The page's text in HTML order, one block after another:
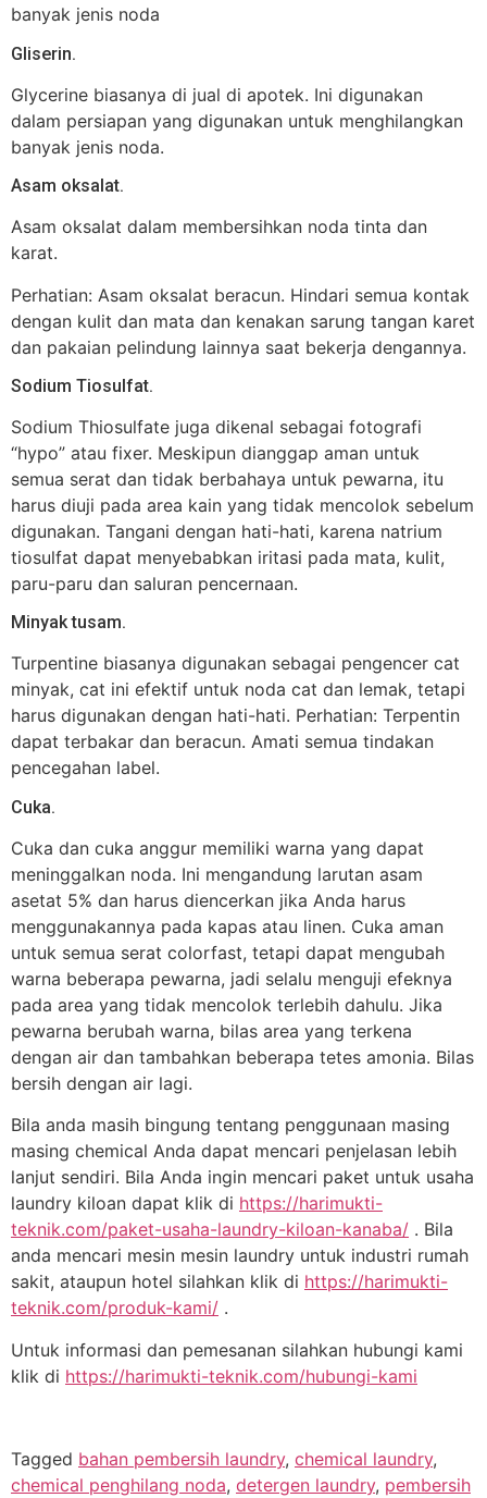
banyak jenis noda
Gliserin.
Glycerine biasanya di jual di apotek. Ini digunakan
dalam persiapan yang digunakan untuk menghilangkan
banyak jenis noda.
Asam oksalat.
Asam oksalat dalam membersihkan noda tinta dan
karat.
Perhatian: Asam oksalat beracun. Hindari semua kontak
dengan kulit dan mata dan kenakan sarung tangan karet
dan pakaian pelindung lainnya saat bekerja dengannya.
Sodium Tiosulfat.
Sodium Thiosulfate juga dikenal sebagai fotografi
“hypo” atau fixer. Meskipun dianggap aman untuk
semua serat dan tidak berbahaya untuk pewarna, itu
harus diuji pada area kain yang tidak mencolok sebelum
digunakan. Tangani dengan hati-hati, karena natrium
tiosulfat dapat menyebabkan iritasi pada mata, kulit,
paru-paru dan saluran pencernaan.
Minyak tusam.
Turpentine biasanya digunakan sebagai pengencer cat
minyak, cat ini efektif untuk noda cat dan lemak, tetapi
harus digunakan dengan hati-hati. Perhatian: Terpentin
dapat terbakar dan beracun. Amati semua tindakan
pencegahan label.
Cuka.
Cuka dan cuka anggur memiliki warna yang dapat
meninggalkan noda. Ini mengandung larutan asam
asetat 5% dan harus diencerkan jika Anda harus
menggunakannya pada kapas atau linen. Cuka aman
untuk semua serat colorfast, tetapi dapat mengubah
warna beberapa pewarna, jadi selalu menguji efeknya
pada area yang tidak mencolok terlebih dahulu. Jika
pewarna berubah warna, bilas area yang terkena
dengan air dan tambahkan beberapa tetes amonia. Bilas
bersih dengan air lagi.
Bila anda masih bingung tentang penggunaan masing
masing chemical Anda dapat mencari penjelasan lebih
lanjut sendiri. Bila Anda ingin mencari paket untuk usaha
laundry kiloan dapat klik di https://harimukti-
teknik.com/paket-usaha-laundry-kiloan-kanaba/ . Bila
anda mencari mesin mesin laundry untuk industri rumah
sakit, ataupun hotel silahkan klik di https://harimukti-
teknik.com/produk-kami/ .
Untuk informasi dan pemesanan silahkan hubungi kami
klik di https://harimukti-teknik.com/hubungi-kami
Tagged bahan pembersih laundry, chemical laundry,
chemical penghilang noda, detergen laundry, pembersih